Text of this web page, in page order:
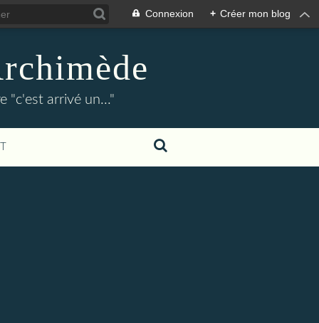
Connexion + Créer mon blog
"c'est arrivé un..."